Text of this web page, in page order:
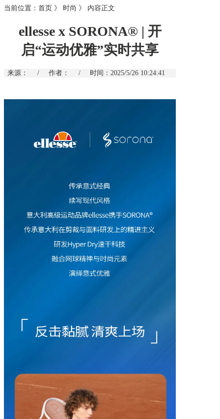
当前位置： 首页 》 时尚 》 内容正文
ellesse x SORONA® | 开
启“运动优雅”实时共享
来源： / 作者： / 时间：2025/5/26 10:24:41